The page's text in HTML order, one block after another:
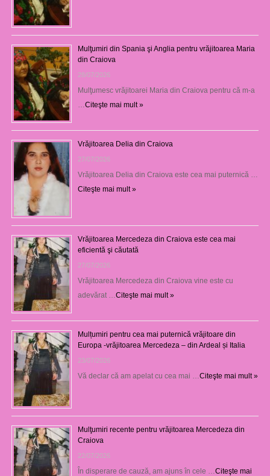
Mulţumiri din Spania şi Anglia pentru vrăjitoarea Maria
din Craiova
28/07/2026
Mulţumesc vrăjitoarei Maria din Craiova pentru că m-a
Citeşte mai mult »
Vrăjitoarea Delia din Craiova
27/07/2026
Vrăjitoarea Delia din Craiova este cea mai puternică …
Citeşte mai mult »
Vrăjitoarea Mercedeza din Craiova este cea mai
eficientă şi căutată
27/07/2026
Vrăjitoarea Mercedeza din Craiova vine este cu
adevărat … Citeşte mai mult »
Mulțumiri pentru cea mai puternică vrăjitoare din
Europa -vrăjitoarea Mercedeza – din Ardeal și Italia
23/07/2026
Vă declar că am apelat cu cea mai … Citeşte mai mult »
Mulţumiri recente pentru vrăjitoarea Mercedeza din
Craiova
22/07/2026
În disperare de cauză, am ajuns în cele … Citeşte mai